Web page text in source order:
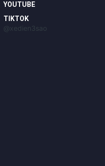
YOUTUBE
TIKTOK
@xedien3sao